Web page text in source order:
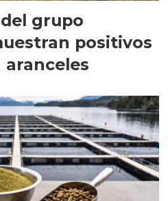
grupo
positivos
aranceles